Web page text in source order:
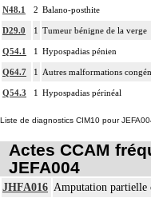
N48.1 2 Balano-posthite
D29.0 1 Tumeur bénigne de la verge
Q54.1 1 Hypospadias pénien
Q64.7 1 Autres malformations
Q54.3 1 Hypospadias périnéal
Liste de diagnostics CIM10 pour
Actes CCAM
JEFA004
JHFA016 Amputation partielle